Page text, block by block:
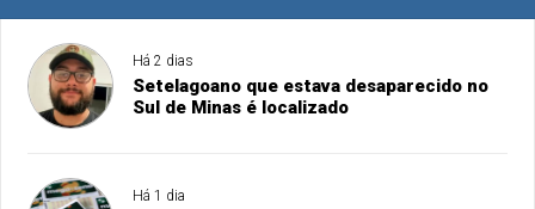
Há 2 dias
Setelagoano que estava desaparecido no
Sul de Minas é localizado
Há 1 dia